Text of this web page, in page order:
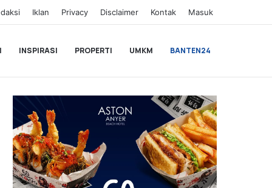
Iklan Privacy Disclaimer Kontak Masuk
INSPIRASI PROPERTI UMKM BANTEN24